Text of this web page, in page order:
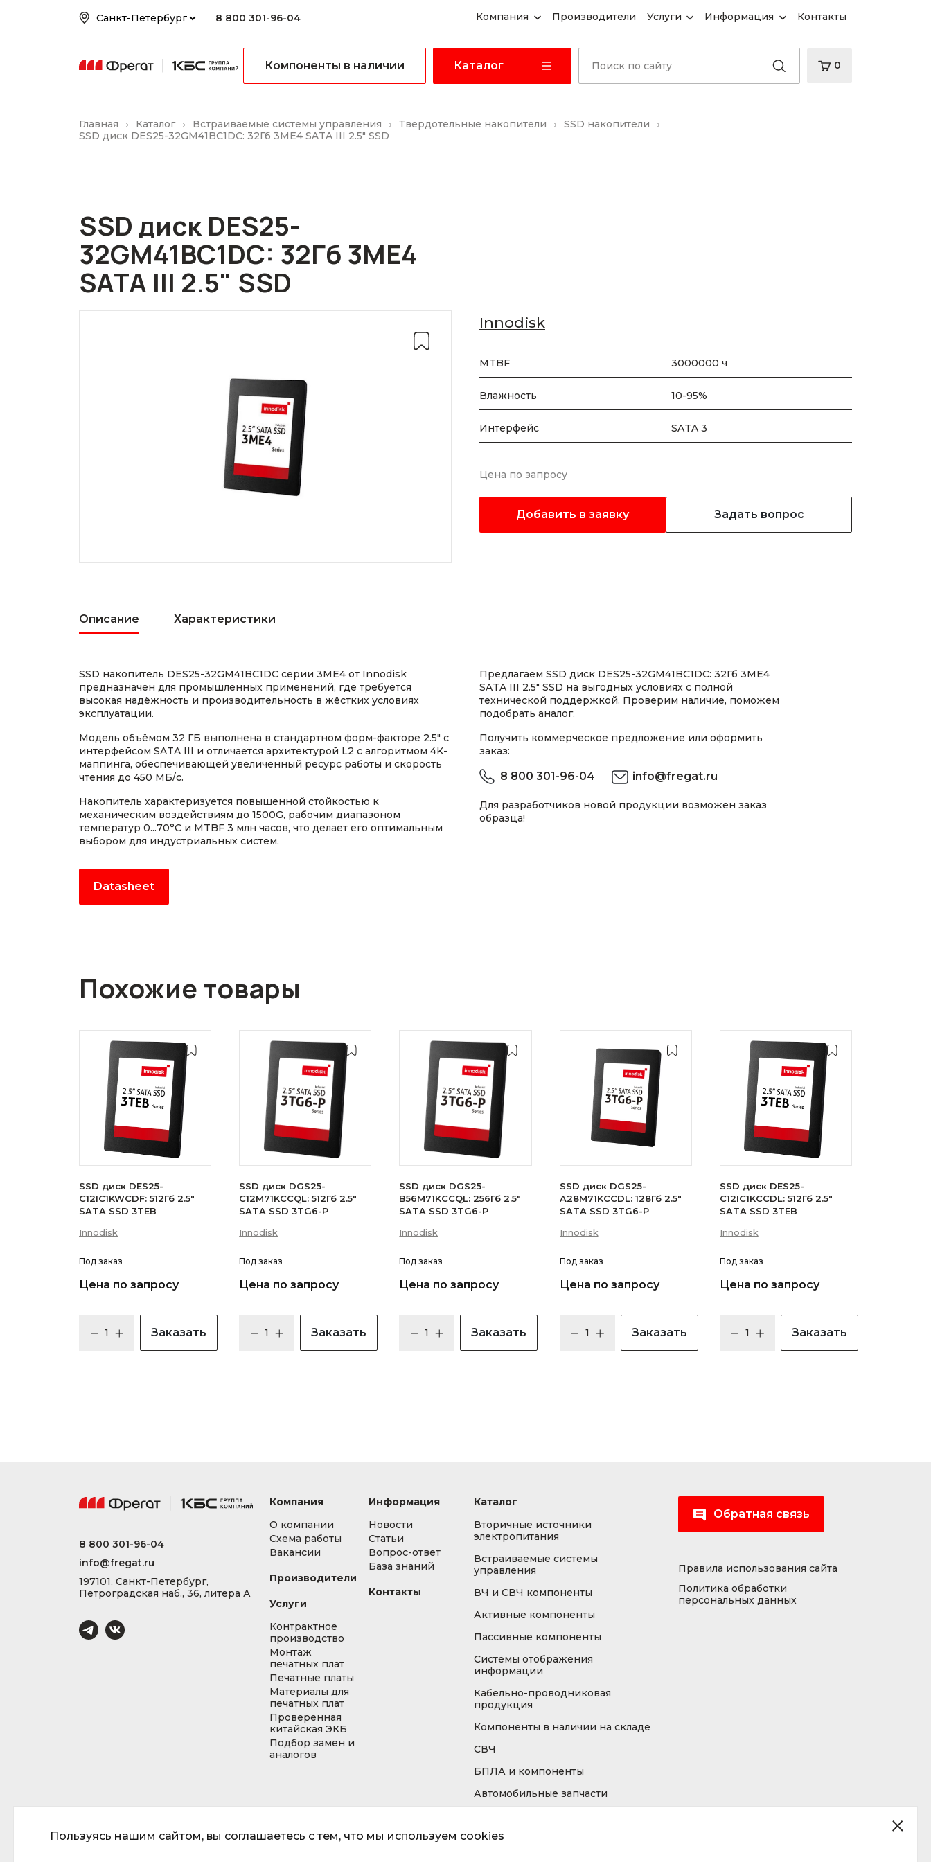
8 800 301-96-04 Компания Производители Услуги Информация Контакты
Компоненты в наличии Каталог 0
Главная Каталог Встраиваемые системы управления Твердотельные накопители
SSD накопители
SSD диск DES25-32GM41BC1DC: 32Гб 3ME4 SATA III 2.5" SSD
SSD диск DES25-
32GM41BC1DC: 32Гб 3ME4
SATA III 2.5" SSD
Innodisk
MTBF 3000000 ч
Влажность 10-95%
Интерфейс SATA 3
Цена по запросу
Добавить в заявку Задать вопрос
Описание Характеристики
SSD накопитель DES25-32GM41BC1DC серии 3ME4 от Innodisk
предназначен для промышленных применений, где требуется
высокая надёжность и производительность в жёстких условиях
эксплуатации.
Модель объёмом 32 ГБ выполнена в стандартном форм-факторе 2.5" с
интерфейсом SATA III и отличается архитектурой L2 с алгоритмом 4K-
маппинга, обеспечивающей увеличенный ресурс работы и скорость
чтения до 450 МБ/с.
Накопитель характеризуется повышенной стойкостью к
механическим воздействиям до 1500G, рабочим диапазоном
температур 0...70°C и MTBF 3 млн часов, что делает его оптимальным
выбором для индустриальных систем.
Datasheet
Предлагаем SSD диск DES25-32GM41BC1DC: 32Гб 3ME4
SATA III 2.5" SSD на выгодных условиях с полной
технической поддержкой. Проверим наличие, поможем
подобрать аналог.
Получить коммерческое предложение или оформить
заказ:
8 800 301-96-04 info@fregat.ru
Для разработчиков новой продукции возможен заказ
образца!
Похожие товары
SSD диск DES25-
C12IC1KWCDF: 512Гб 2.5"
SATA SSD 3TEB
Innodisk
Под заказ
Цена по запросу
Заказать
SSD диск DGS25-
C12M71KCCQL: 512Гб 2.5"
SATA SSD 3TG6-P
Innodisk
Под заказ
Цена по запросу
Заказать
SSD диск DGS25-
B56M71KCCQL: 256Гб 2.5"
SATA SSD 3TG6-P
Innodisk
Под заказ
Цена по запросу
Заказать
SSD диск DGS25-
A28M71KCCDL: 128Гб 2.5"
SATA SSD 3TG6-P
Innodisk
Под заказ
Цена по запросу
Заказать
SSD диск DES25-
C12IC1KCCDL: 512Гб 2.5"
SATA SSD 3TEB
Innodisk
Под заказ
Цена по запросу
Заказать
Пользуясь нашим сайтом, вы соглашаетесь с тем, что мы используем cookies
8 800 301-96-04
info@fregat.ru
197101, Санкт-Петербург,
Петроградская наб., 36, литера А
Компания
О компании
Схема работы
Вакансии
Производители
Услуги
Контрактное
производство
Монтаж
печатных плат
Печатные платы
Материалы для
печатных плат
Проверенная
китайская ЭКБ
Подбор замен и
аналогов
Информация
Новости
Статьи
Вопрос-ответ
База знаний
Контакты
Каталог
Вторичные источники
электропитания
Встраиваемые системы
управления
ВЧ и СВЧ компоненты
Активные компоненты
Пассивные компоненты
Системы отображения
информации
Кабельно-проводниковая
продукция
Компоненты в наличии на складе
СВЧ
БПЛА и компоненты
Автомобильные запчасти
Обратная связь
Правила использования сайта
Политика обработки
персональных данных